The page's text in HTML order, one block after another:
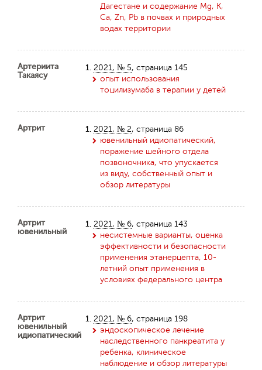
Дагестане и содержание Mg, K,
Ca, Zn, Pb в почвах и природных
водах территории
Артериита
Такаясу
1. 2021, № 5, страница 145
опыт использования
тоцилизумаба в терапии у детей
Артрит 1. 2021, № 2, страница 86
ювенильный идиопатический,
поражение шейного отдела
позвоночника, что упускается
из виду, собственный опыт и
обзор литературы
Артрит
ювенильный
1. 2021, № 6, страница 143
несистемные варианты, оценка
эффективности и безопасности
применения этанерцепта, 10-
летний опыт применения в
условиях федерального центра
Артрит
ювенильный
идиопатический
1. 2021, № 6, страница 198
эндоскопическое лечение
наследственного панкреатита у
ребенка, клиническое
наблюдение и обзор литературы